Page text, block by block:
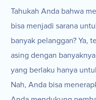
Tahukah Anda bahwa
bisa menjadi sarana
banyak pelanggan? Ya,
asing dengan
yang berlaku hanya
Nah, Anda bisa